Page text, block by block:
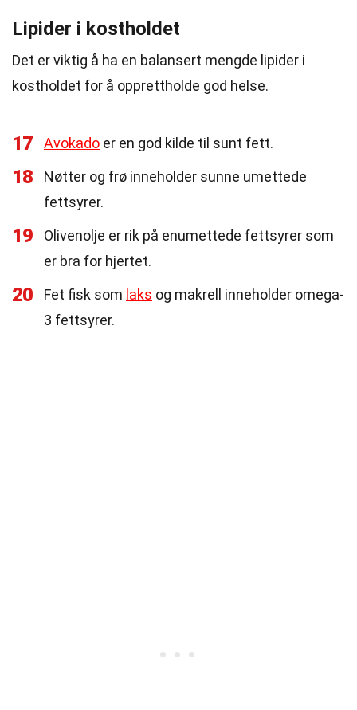
Lipider i kostholdet
Det er viktig å ha en balansert mengde lipider i
kostholdet for å opprettholde god helse.
17 Avokado er en god kilde til sunt fett.
18
Nøtter og frø inneholder sunne umettede
fettsyrer.
19
Olivenolje er rik på enumettede fettsyrer som
er bra for hjertet.
20 Fet fisk som laks og makrell inneholder omega-
3 fettsyrer.